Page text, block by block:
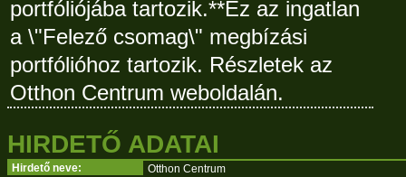
portfóliójába tartozik.**Ez az ingatlan
a \"Felező csomag\" megbízási
portfólióhoz tartozik. Részletek az
Otthon Centrum weboldalán.
HIRDETŐ ADATAI
Hirdető neve:
Otthon Centrum